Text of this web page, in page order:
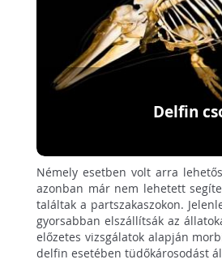
Delfin
Némely esetben volt arra
azonban már nem lehetett
találtak a partszakaszokon.
gyorsabban elszállítsák az
előzetes vizsgálatok alapján
delfin esetében tüdőkárosodást